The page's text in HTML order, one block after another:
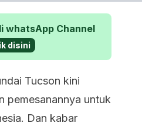
whatsApp Channel
disini
Tucson kini
pemesanannya untuk
Dan kabar